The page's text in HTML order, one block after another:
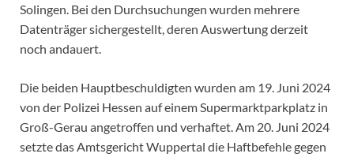
Solingen. Bei den Durchsuchungen wurden mehrere
Datenträger sichergestellt, deren Auswertung derzeit
noch andauert.
Die beiden Hauptbeschuldigten wurden am 19. Juni 2024
von der Polizei Hessen auf einem Supermarktparkplatz in
Groß-Gerau angetroffen und verhaftet. Am 20. Juni 2024
setzte das Amtsgericht Wuppertal die Haftbefehle gegen